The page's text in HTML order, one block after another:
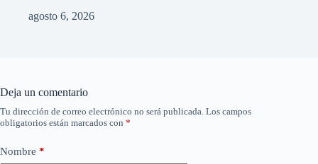
agosto 6, 2026
Deja un comentario
Tu dirección de correo electrónico no será publicada. Los campos
obligatorios están marcados con *
Nombre *